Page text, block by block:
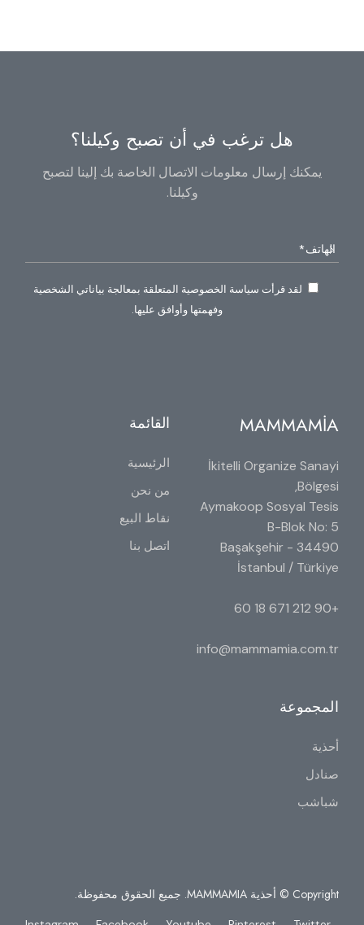
هل ترغب في أن تصبح وكيلنا؟
يمكنك إرسال معلومات الاتصال الخاصة بك إلينا لتصبح
وكيلنا.
لقد قرأت سياسة الخصوصية المتعلقة بمعالجة بياناتي الشخصية
وفهمتها وأوافق عليها.
MAMMAMİA
İkitelli Organize Sanayi
Bölgesi,
Aymakoop Sosyal Tesis
B-Blok No: 5
34490 Başakşehir -
İstanbul / Türkiye
+90 212 671 18 60
info@mammamia.com.tr
القائمة
الرئيسية
من نحن
نقاط البيع
اتصل بنا
المجموعة
أحذية
صنادل
شباشب
Copyright © أحذية MAMMAMIA. جميع الحقوق محفوظة.